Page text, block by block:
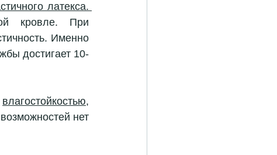
кровле. При
Именно
достигает 10-
влагостойкостью,
нет